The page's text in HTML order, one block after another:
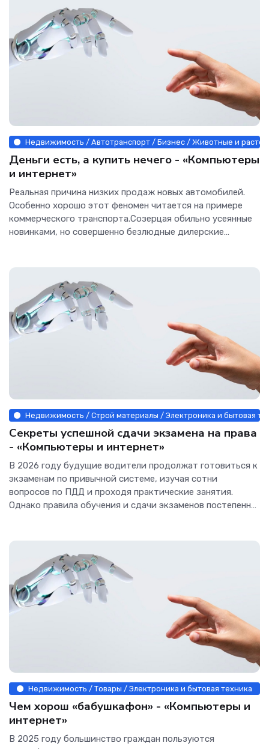
Недвижимость / Автотранспорт / Бизнес / Животные и
Деньги есть, а купить нечего - «Компьютеры
и интернет»
Реальная причина низких продаж новых автомобилей.
Особенно хорошо этот феномен читается на примере
коммерческого транспорта.Созерцая обильно усеянные
новинками, но совершенно безлюдные дилерские
Недвижимость / Строй материалы / Электроника и бытовая
Секреты успешной сдачи экзамена на права
- «Компьютеры и интернет»
В 2026 году будущие водители продолжат готовиться к
экзаменам по привычной системе, изучая сотни
вопросов по ПДД и проходя практические занятия.
Однако правила обучения и сдачи экзаменов постепенно
Недвижимость / Товары / Электроника и бытовая техника
Чем хорош «бабушкафон» - «Компьютеры и
интернет»
В 2025 году большинство граждан пользуются